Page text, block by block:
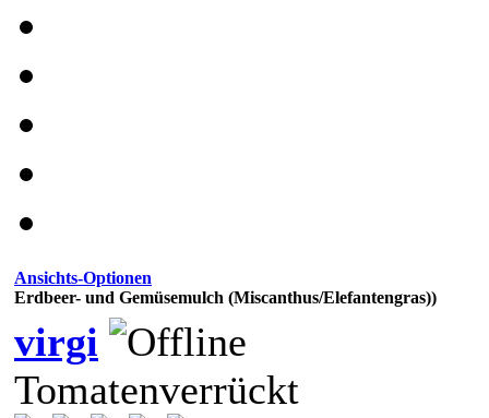
Ansichts-Optionen
Erdbeer- und Gemüsemulch (Miscanthus/Elefantengras))
virgi
Tomatenverrückt